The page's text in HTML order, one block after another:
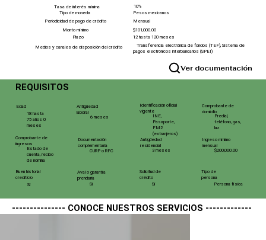
Tipo de moneda
Tasa de interés mínima
Periodicidad de pago de crédito
Plazo
Monto mínimo
Medios y canales de disposición del crédito
Pesos mexicanos
10%
Mensual
$101,000.00
12 hasta 120 meses
Transferencia electrónica de fondos (TEF), Sistema de
pagos electrónicos interbancarios (SPEI)
Ver documentación
REQUISITOS
Edad
18 hasta
75 años 0
meses
Comprobante de
ingresos
Estado de
cuenta, recibo
de nomina
Buen historial
crediticio
Si
Antigüedad
laboral
6 meses
Documentación
complementaria
CURP o RFC
Aval o garantía
prendaria
Si
Identificación oficial
vigente
INE,
Pasaporte,
FM2
(extranjeros)
Antigüedad
residencial
3 meses
Solicitud de
crédito
Si
Comprobante de
domicilio
Predial,
teléfono, gas,
luz
Ingreso mínimo
mensual
$200,000.00
Tipo de
persona
Persona física
--------------- CONOCE NUESTROS SERVICIOS -------------